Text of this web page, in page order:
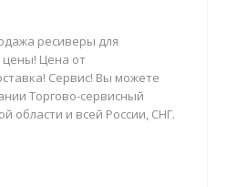
ресиверы для
цены! Цена от
Сервис! Вы можете
Торгово-сервисный
области и всей России, СНГ.